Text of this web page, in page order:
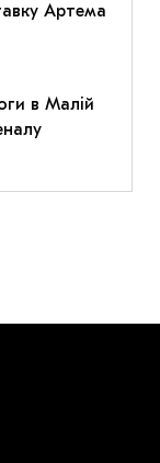
Артема
в Малій